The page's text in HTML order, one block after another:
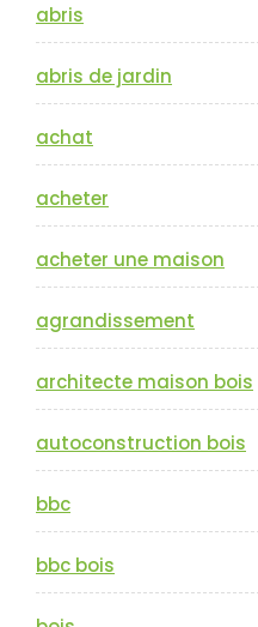
abris
abris de jardin
achat
acheter
acheter une maison
agrandissement
architecte maison bois
autoconstruction bois
bbc
bbc bois